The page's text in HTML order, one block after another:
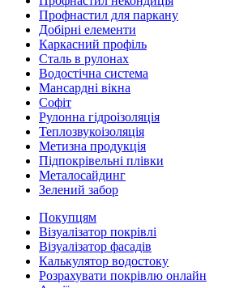
Профнастил для паркану
Добірні елементи
Каркасний профіль
Сталь в рулонах
Водостічна система
Мансардні вікна
Софіт
Рулонна гідроізоляція
Теплозвукоізоляція
Метизна продукція
Підпокрівельні плівки
Металосайдинг
Зелений забор
Покупцям
Візуалізатор покрівлі
Візуалізатор фасадів
Калькулятор водостоку
Розрахувати покрівлю онлайн